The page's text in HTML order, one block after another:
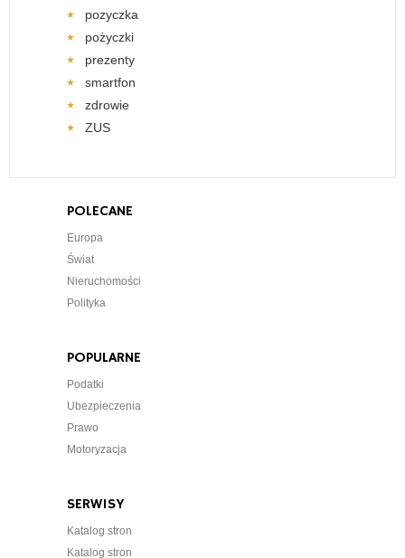
pozyczka
pożyczki
prezenty
smartfon
zdrowie
ZUS
POLECANE
Europa
Świat
Nieruchomości
Polityka
POPULARNE
Podatki
Ubezpieczenia
Prawo
Motoryzacja
SERWISY
Katalog stron
Katalog stron